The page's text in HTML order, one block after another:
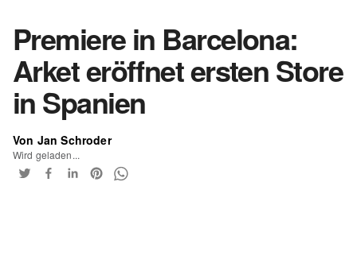
Premiere in Barcelona:
Arket eröffnet ersten Store
in Spanien
Von Jan Schroder
Wird geladen...